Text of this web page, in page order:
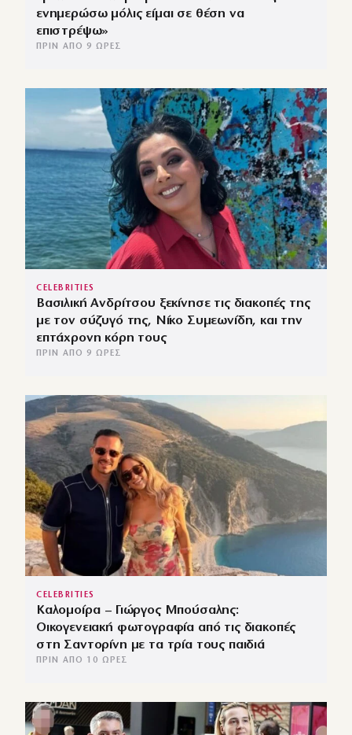
ενημερώσω μόλις είμαι σε θέση να
επιστρέψω»
ΠΡΙΝ ΑΠΌ 9 ΏΡΕΣ
CELEBRITIES
Βασιλική Ανδρίτσου ξεκίνησε τις διακοπές της
με τον σύζυγό της, Νίκο Συμεωνίδη, και την
επτάχρονη κόρη τους
ΠΡΙΝ ΑΠΌ 9 ΏΡΕΣ
CELEBRITIES
Καλομοίρα – Γιώργος Μπούσαλης:
Οικογενειακή φωτογραφία από τις διακοπές
στη Σαντορίνη με τα τρία τους παιδιά
ΠΡΙΝ ΑΠΌ 10 ΏΡΕΣ